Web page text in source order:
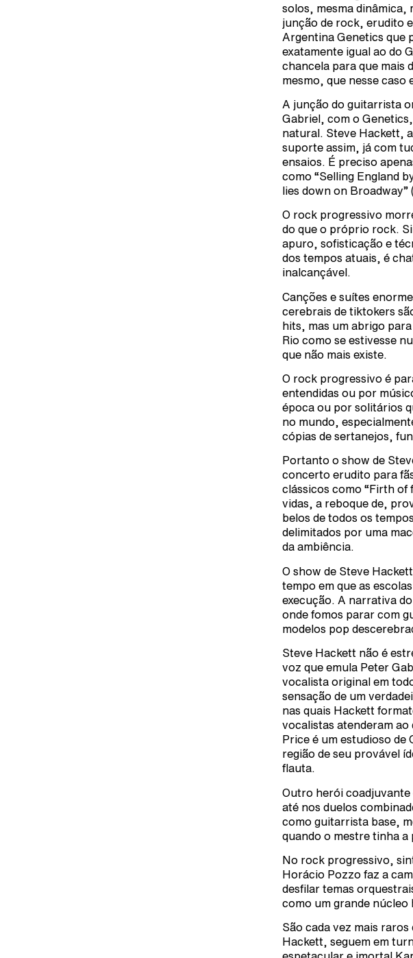
solos, mesma dinâmica,
junção de rock, erudito
Argentina Genetics que
exatamente igual ao do
chancela para que mais
mesmo, que nesse caso
A junção do guitarrista
Gabriel, com o
natural. Steve Hackett,
suporte assim, já com
ensaios. É preciso
como “Selling England
lies down on
O rock progressivo
do que o próprio rock.
apuro, sofisticação e
dos tempos atuais, é
inalcançável.
Canções e suítes
cerebrais de tiktokers
hits, mas um abrigo
Rio como se estivesse
que não mais existe.
O rock progressivo é
entendidas ou por
época ou por solitários
no mundo,
cópias de sertanejos,
Portanto o show de
concerto erudito para
clássicos como “Firth of
vidas, a reboque de,
belos de todos os
delimitados por uma
da ambiência.
O show de Steve
tempo em que as
execução. A narrativa
onde fomos parar com
modelos pop
Steve Hackett não é
voz que emula Peter
vocalista original em
sensação de um
nas quais Hackett
vocalistas atenderam ao
Price é um estudioso de
região de seu provável
flauta.
Outro herói coadjuvante
até nos duelos
como guitarrista base,
quando o mestre tinha a
No rock progressivo,
Horácio Pozzo faz a
desfilar temas
como um grande núcleo
São cada vez mais
Hackett, seguem em